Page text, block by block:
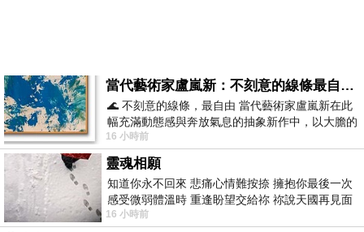
當代藝術家盧嵐新：不刻意的線條最自由，讓色彩流動、筆觸自己說話
🌊 不刻意的線條，最自由 當代藝術家盧嵐新在此
幅充滿動態感與奔放氣息的抽象新作中，以大膽的
藍色顏料在白色畫布上揮灑、壓印與流淌
16 小時前
靈魂相願
知道你永不回來 悲痛心情難按捺 擁抱你最後一次
感受微弱體溫時 重逢盼望交給祢 祢說天國再見面
此刻忍淚說別離 他日靈魂再
16 小時前